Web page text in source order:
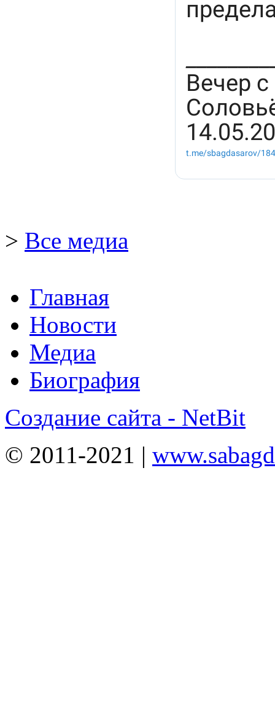
> Все медиа
Главная
Новости
Медиа
Биография
Создание сайта - NetBit
© 2011-2021 |